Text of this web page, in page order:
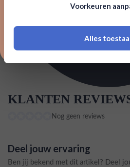
18 jaar of ouder zijn
EAN
KLANTEN
Nog geen reviews
Deel jouw ervaring
Ben jij bekend met dit artikel? Deel
Voorkeuren
Alles